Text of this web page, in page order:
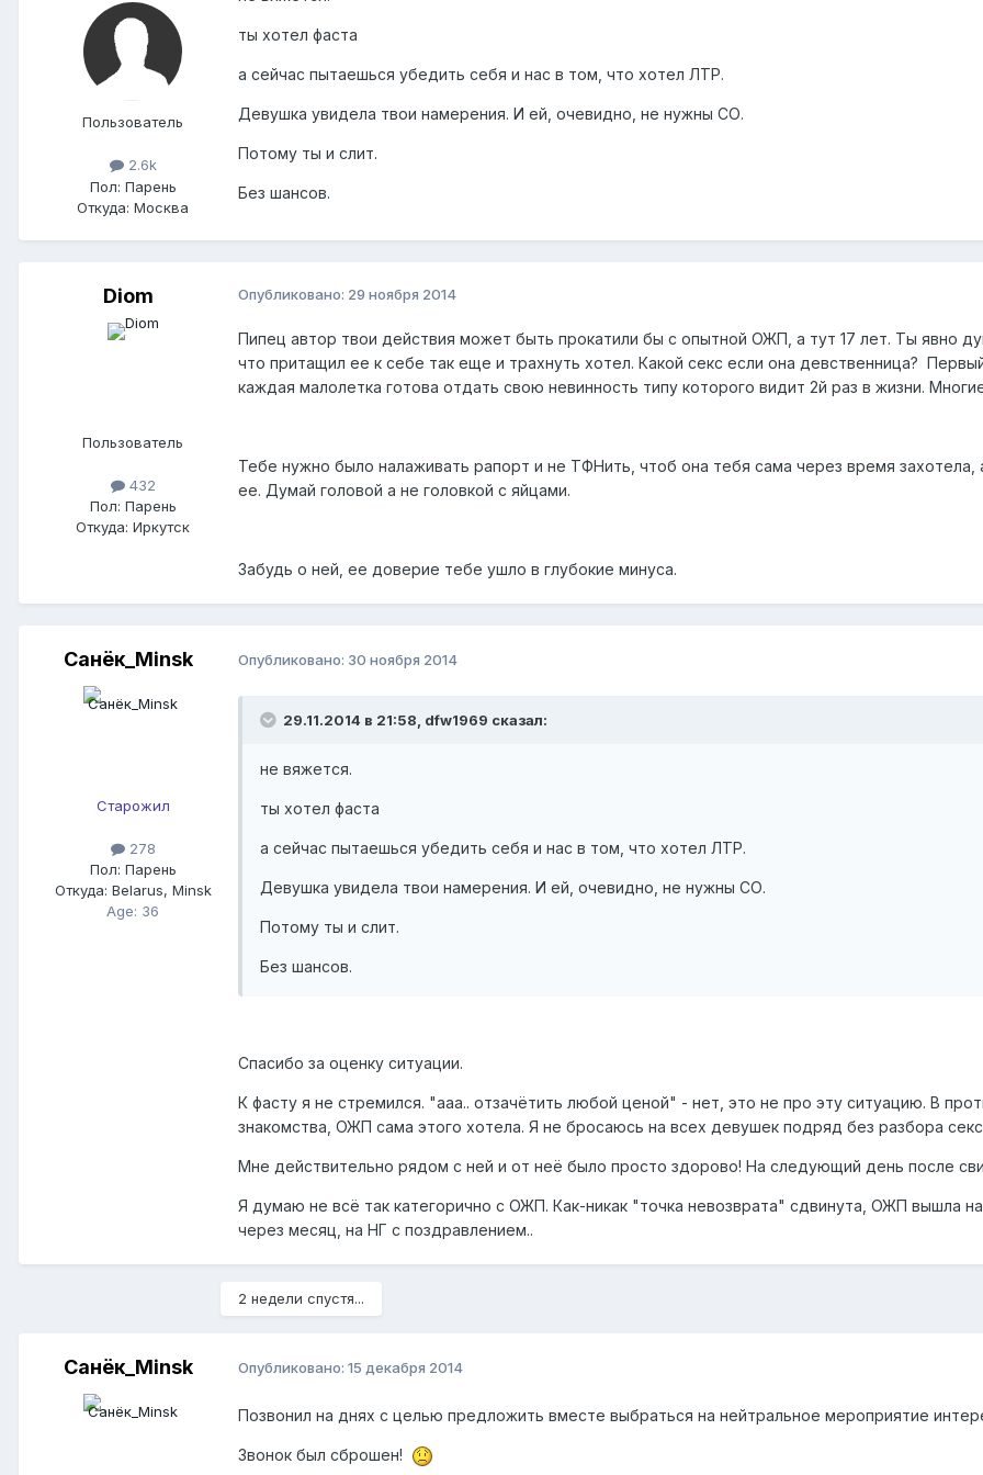
Пользователь
2.6k
Пол: Парень
Откуда: Москва
ты хотел фаста
а сейчас пытаешься убедить себя и нас в том, что хотел ЛТР.
Девушка увидела твои намерения. И ей, очевидно, не нужны СО.
Потому ты и слит.
Без шансов.
Diom
Пользователь
432
Пол: Парень
Откуда: Иркутск
Опубликовано: 29 ноября 2014
Пипец автор твои действия может быть прокатили бы с опытной ОЖП, а тут 17 лет. Ты явно
что притащил ее к себе так еще и трахнуть хотел. Какой секс если она девственница?
каждая малолетка готова отдать свою невинность типу которого видит 2й раз в жизни.
Тебе нужно было налаживать рапорт и не ТФНить, чтоб она тебя сама через время
ее. Думай головой а не головкой с яйцами.
Забудь о ней, ее доверие тебе ушло в глубокие минуса.
Санёк_Minsk
Старожил
278
Пол: Парень
Откуда: Belarus, Minsk
Age: 36
Опубликовано: 30 ноября 2014
29.11.2014 в 21:58, dfw1969 сказал:
не вяжется.
ты хотел фаста
а сейчас пытаешься убедить себя и нас в том, что хотел ЛТР.
Девушка увидела твои намерения. И ей, очевидно, не нужны СО.
Потому ты и слит.
Без шансов.
Спасибо за оценку ситуации.
К фасту я не стремился. "ааа.. отзачётить любой ценой" - нет, это не про эту ситуацию. В
знакомства, ОЖП сама этого хотела. Я не бросаюсь на всех девушек подряд без разбора
Мне действительно рядом с ней и от неё было просто здорово! На следующий день после
Я думаю не всё так категорично с ОЖП. Как-никак "точка невозврата" сдвинута, ОЖП вышла
через месяц, на НГ с поздравлением..
2 недели спустя...
Санёк_Minsk Опубликовано: 15 декабря 2014
Позвонил на днях с целью предложить вместе выбраться на нейтральное мероприятие
Звонок был сброшен!